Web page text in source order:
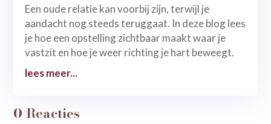
Een oude relatie kan voorbij zijn, terwijl je
aandacht nog steeds teruggaat. In deze blog lees
je hoe een opstelling zichtbaar maakt waar je
vastzit en hoe je weer richting je hart beweegt.
lees meer...
0 Reacties